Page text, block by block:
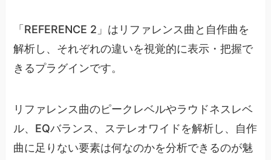
「REFERENCE 2」はリファレンス曲と自作曲を
解析し、それぞれの違いを視覚的に表示・把握で
きるプラグインです。
リファレンス曲のピークレベルやラウドネスレベ
ル、EQバランス、ステレオワイドを解析し、自作
曲に足りない要素は何なのかを分析できるのが魅